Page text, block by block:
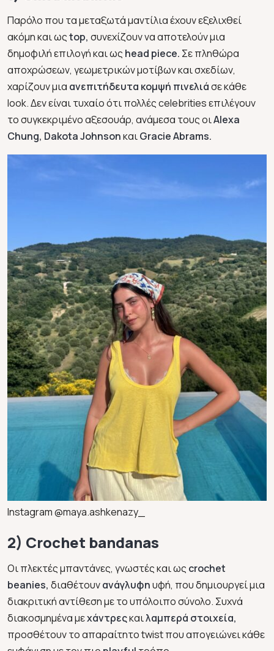
Παρόλο που τα μεταξωτά μαντίλια έχουν εξελιχθεί
ακόμη και ωςtop, συνεχίζουν να αποτελούν μια
δημοφιλή επιλογή και ως head piece. Σε πληθώρα
αποχρώσεων, γεωμετρικών μοτίβων και σχεδίων,
χαρίζουν μια ανεπιτήδευτα κομψή πινελιάσε κάθε
look. Δεν είναι τυχαίο ότι πολλές celebrities επιλέγουν
το συγκεκριμένο αξεσουάρ, ανάμεσα τους οιAlexa
Chung, Dakota JohnsonκαιGracie Abrams.
Instagram @maya.ashkenazy_
2) Crochet bandanas
Οι πλεκτές μπαντάνες, γνωστές και ως crochet
beanies, διαθέτουνανάγλυφηυφή, που δημιουργεί μια
διακριτική αντίθεση με το υπόλοιπο σύνολο. Συχνά
διακοσμημένα μεχάντρεςκαιλαμπερά στοιχεία,
προσθέτουν το απαραίτητο twist που απογειώνει κάθε